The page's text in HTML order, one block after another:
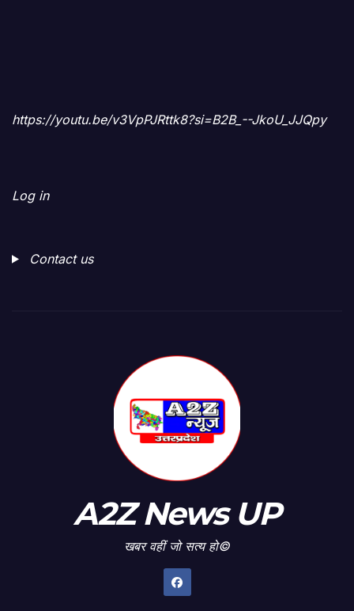
https://youtu.be/v3VpPJRttk8?si=B2B_--JkoU_JJQpy
Log in
Contact us
A2Z News UP
खबर वहीं जो सत्य हो©